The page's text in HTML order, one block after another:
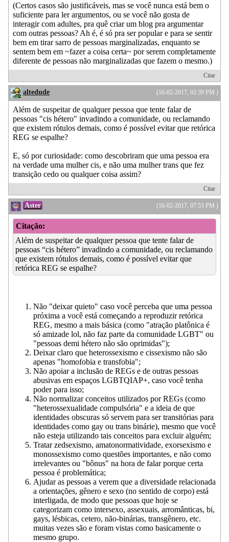
(Certos casos são justificáveis, mas se você nunca está bem o
suficiente para ler argumentos, ou se você não gosta de
interagir com adultes, pra quê criar um blog pra argumentar
com outras pessoas? Ah é, é só pra ser popular e para se sentir
bem em tirar sarro de pessoas marginalizadas, enquanto se
sentem bem em ~fazer a coisa certa~ por serem completamente
diferente de pessoas não marginalizadas que fazem o mesmo.)
Citar
(16-02-2017, 02:39 PM )
altedude
Além de suspeitar de qualquer pessoa que tente falar de
pessoas "cis hétero" invadindo a comunidade, ou reclamando
que existem rótulos demais, como é possível evitar que retórica
REG se espalhe?
E, só por curiosidade: como descobriram que uma pessoa era
na verdade uma mulher cis, e não uma mulher trans que fez
transição cedo ou qualquer coisa assim?
Citar
(16-02-2017, 07:53 PM )
Aster
Citação:
Além de suspeitar de qualquer pessoa que tente falar de
pessoas “cis hétero” invadindo a comunidade, ou reclamando
que existem rótulos demais, como é possível evitar que
retórica REG se espalhe?
Não "deixar quieto" caso você perceba que uma pessoa
próxima a você está começando a reproduzir retórica
REG, mesmo a mais básica (como "atração platônica é
só amizade lol, não faz parte da comunidade LGBT" ou
"pessoas demi hétero não são oprimidas");
Deixar claro que heterossexismo e cissexismo não são
apenas "homofobia e transfobia";
Não apoiar a inclusão de REGs e de outras pessoas
abusivas em espaços LGBTQIAP+, caso você tenha
poder para isso;
Não normalizar conceitos utilizados por REGs (como
"heterossexualidade compulsória" e a ideia de que
identidades obscuras só servem para ser transitórias para
identidades como gay ou trans binárie), mesmo que você
não esteja utilizando tais conceitos para excluir alguém;
Tratar zedsexismo, amatonormatividade, exorsexismo e
monossexismo como questões importantes, e não como
irrelevantes ou "bônus" na hora de falar porque certa
pessoa é problemática;
Ajudar as pessoas a verem que a diversidade relacionada
a orientações, gênero e sexo (no sentido de corpo) está
interligada, de modo que pessoas que hoje se
categorizam como intersexo, assexuais, arromânticas, bi,
gays, lésbicas, cetero, não-binárias, transgênero, etc.
muitas vezes são e foram vistas como basicamente o
mesmo grupo.